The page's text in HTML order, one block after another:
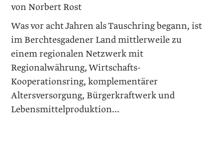
von Norbert Rost
Was vor acht Jahren als Tauschring begann, ist
im Berchtesgadener Land mittlerweile zu
einem regionalen Netzwerk mit
Regionalwährung, Wirtschafts-
Kooperationsring, komplementärer
Altersversorgung, Bürgerkraftwerk und
Lebensmittelproduktion...